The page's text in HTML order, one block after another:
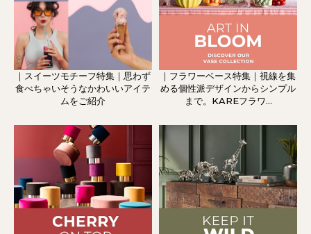
｜スイーツモチーフ特集｜思わず
食べちゃいそうなかわいいアイテ
ムをご紹介
｜フラワーベース特集｜視線を集
める個性派デザインからシンプル
まで。KAREフラワ...